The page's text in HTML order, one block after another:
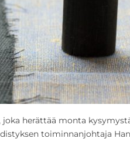
joka herättää monta
toiminnanjohtaja